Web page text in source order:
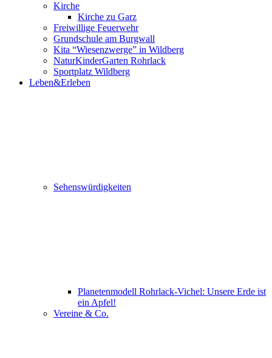
Kirche
Kirche zu Garz
Freiwillige Feuerwehr
Grundschule am Burgwall
Kita “Wiesenzwerge” in Wildberg
NaturKinderGarten Rohrlack
Sportplatz Wildberg
Leben&Erleben
Sehenswürdigkeiten
Planetenmodell Rohrlack-Vichel: Unsere Erde ist
ein Apfel!
Vereine & Co.